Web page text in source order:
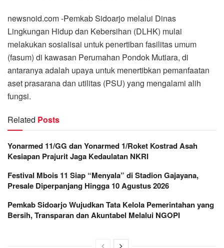
newsnoid.com -Pemkab Sidoarjo melalui Dinas
Lingkungan Hidup dan Kebersihan (DLHK) mulai
melakukan sosialisai untuk penertiban fasilitas umum
(fasum) di kawasan Perumahan Pondok Mutiara, di
antaranya adalah upaya untuk menertibkan pemanfaatan
aset prasarana dan utilitas (PSU) yang mengalami alih
fungsi.
Related Posts
Yonarmed 11/GG dan Yonarmed 1/Roket Kostrad Asah
Kesiapan Prajurit Jaga Kedaulatan NKRI
Festival Mbois 11 Siap “Menyala” di Stadion Gajayana,
Presale Diperpanjang Hingga 10 Agustus 2026
Pemkab Sidoarjo Wujudkan Tata Kelola Pemerintahan yang
Bersih, Transparan dan Akuntabel Melalui NGOPI